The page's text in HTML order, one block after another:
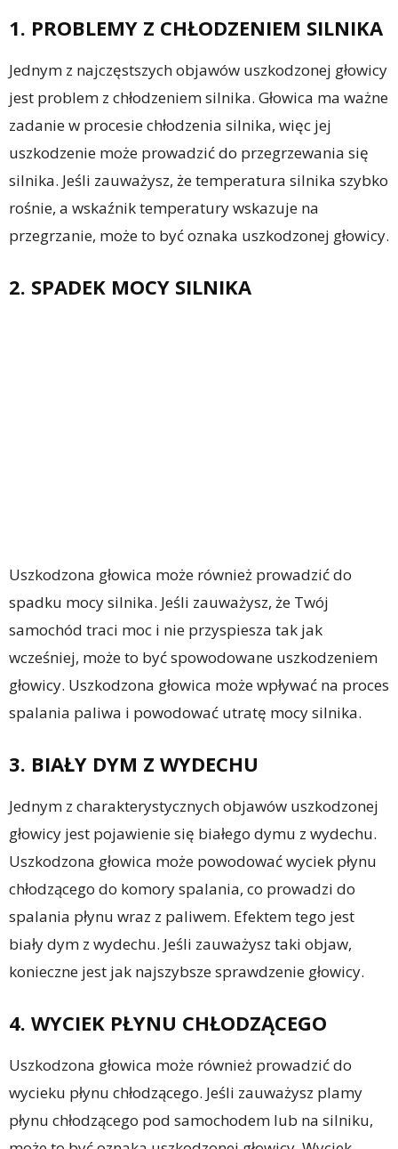
1. PROBLEMY Z CHŁODZENIEM SILNIKA
Jednym z najczęstszych objawów uszkodzonej głowicy
jest problem z chłodzeniem silnika. Głowica ma ważne
zadanie w procesie chłodzenia silnika, więc jej
uszkodzenie może prowadzić do przegrzewania się
silnika. Jeśli zauważysz, że temperatura silnika szybko
rośnie, a wskaźnik temperatury wskazuje na
przegrzanie, może to być oznaka uszkodzonej głowicy.
2. SPADEK MOCY SILNIKA
Uszkodzona głowica może również prowadzić do
spadku mocy silnika. Jeśli zauważysz, że Twój
samochód traci moc i nie przyspiesza tak jak
wcześniej, może to być spowodowane uszkodzeniem
głowicy. Uszkodzona głowica może wpływać na proces
spalania paliwa i powodować utratę mocy silnika.
3. BIAŁY DYM Z WYDECHU
Jednym z charakterystycznych objawów uszkodzonej
głowicy jest pojawienie się białego dymu z wydechu.
Uszkodzona głowica może powodować wyciek płynu
chłodzącego do komory spalania, co prowadzi do
spalania płynu wraz z paliwem. Efektem tego jest
biały dym z wydechu. Jeśli zauważysz taki objaw,
konieczne jest jak najszybsze sprawdzenie głowicy.
4. WYCIEK PŁYNU CHŁODZĄCEGO
Uszkodzona głowica może również prowadzić do
wycieku płynu chłodzącego. Jeśli zauważysz plamy
płynu chłodzącego pod samochodem lub na silniku,